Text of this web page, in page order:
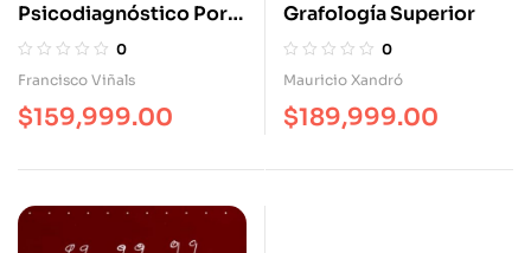
Psicodiagnóstico Por
La Escritura
0
Francisco Viñals
$159,999.00
Grafología Superior
0
Mauricio Xandró
$189,999.00